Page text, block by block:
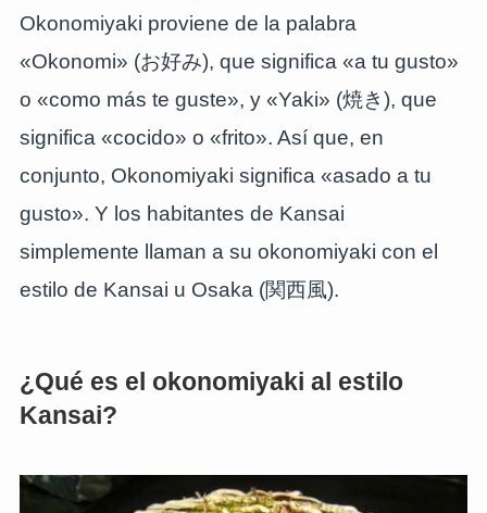
Okonomiyaki proviene de la palabra
«Okonomi» (お好み), que significa «a tu gusto»
o «como más te guste», y «Yaki» (焼き), que
significa «cocido» o «frito». Así que, en
conjunto, Okonomiyaki significa «asado a tu
gusto». Y los habitantes de Kansai
simplemente llaman a su okonomiyaki con el
estilo de Kansai u Osaka (関西風).
¿Qué es el okonomiyaki al estilo
Kansai?